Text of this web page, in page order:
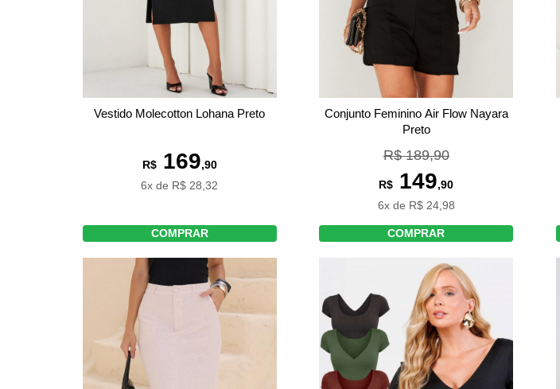
Vestido Molecotton Lohana Preto
R$169,90
6x de R$ 28,32
COMPRAR
Conjunto Feminino Air Flow Nayara
Preto
R$ 189,90
R$ 149,90
6x de R$ 24,98
COMPRAR